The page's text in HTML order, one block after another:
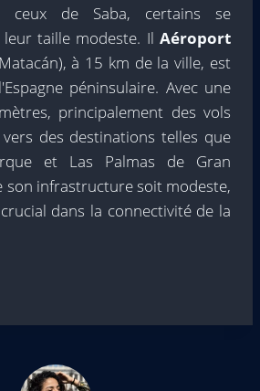
ceux de Saba, certains se
taille modeste. Il Aéroport
à 15 km de la ville, est
péninsulaire. Avec une
principalement des vols
des destinations telles que
et Las Palmas de Gran
son infrastructure soit modeste,
dans la connectivité de la